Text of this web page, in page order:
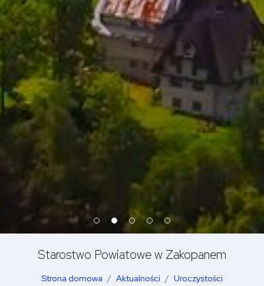
Starostwo Powiatowe w Zakopanem
Strona domowa Aktualności
Uroczystości